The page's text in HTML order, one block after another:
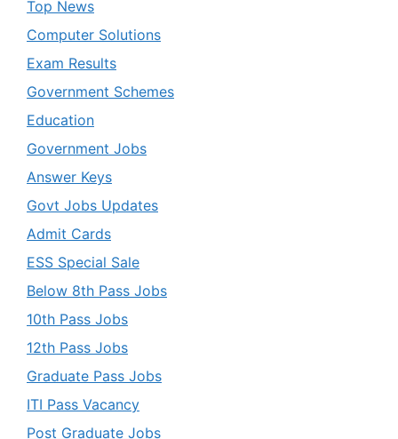
Top News
Computer Solutions
Exam Results
Government Schemes
Education
Government Jobs
Answer Keys
Govt Jobs Updates
Admit Cards
ESS Special Sale
Below 8th Pass Jobs
10th Pass Jobs
12th Pass Jobs
Graduate Pass Jobs
ITI Pass Vacancy
Post Graduate Jobs